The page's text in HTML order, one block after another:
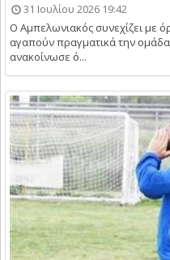
31 Ιουλίου 2026 19:42
Ο Αμπελωνιακός συνεχίζει με
αγαπούν πραγματικά την
ανακοίνωσε ό...